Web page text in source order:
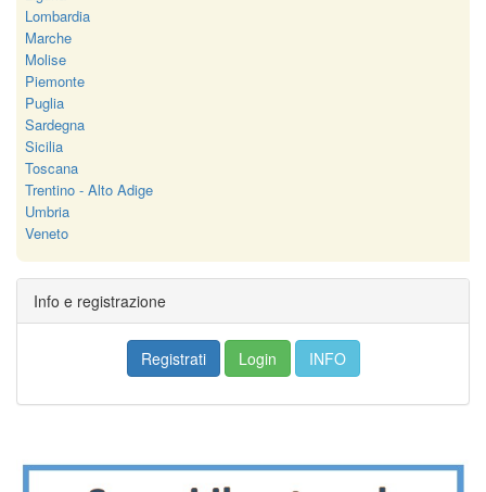
Lombardia
Marche
Molise
Piemonte
Puglia
Sardegna
Sicilia
Toscana
Trentino - Alto Adige
Umbria
Veneto
Info e registrazione
Registrati Login INFO